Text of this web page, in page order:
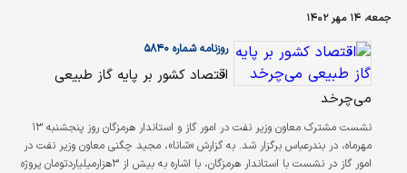
ناترازی‌‌‌های برق در جلسه اخیر شورای عالی انرژی با حضور رئیس‌‌‌جمهور مقرر شد
۳۰‌هزار مگاوات نیروگاه تجدید‌پذیر در بازه زمانی پنج‌ساله احداث شود که این تصمیم
فراتر از برنامه‌‌‌هایی است…
جمعه، ۱۴ مهر ۱۴۰۲
روزنامه شماره ۵۸۴۰
اقتصاد کشور بر پایه گاز طبیعی
می‌‌‌‌‌‌‌‌‌چرخد
نشست مشترک معاون وزیر نفت در امور گاز و استاندار هرمزگان روز پنجشنبه ۱۳
مهرماه، در بندرعباس برگزار شد. به گزارش «شانا»، مجید چگنی معاون وزیر نفت در
امور گاز در نشست با استاندار هرمزگان، با اشاره به بیش از ۳‌هزار‌میلیارد‌تومان پروژه